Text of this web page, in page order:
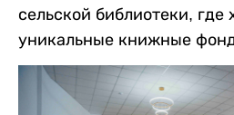
сельской библиотеки, где
уникальные книжные